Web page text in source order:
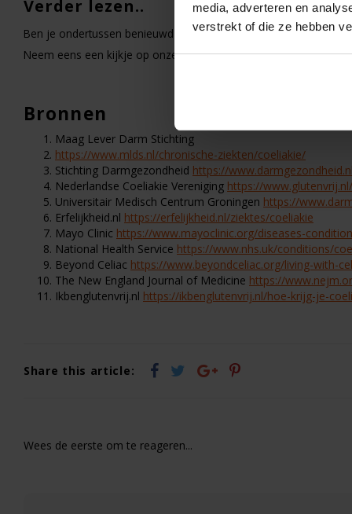
media, adverteren en
verstrekt of die ze hebben
Verder lezen..
Ben je ondertussen benieuwd naar onze andere aspecten van
Neem eens een kijkje op onze pagina met artikelen over
Bronnen
Maag Lever Darm Stichting
https://www.mlds.nl/chronische-ziekten/coeliakie/
Stichting Darmgezondheid https://
Nederlandse Coeliakie Vereniging https://
Universitair Medisch Centrum Groningen https://
Erfelijkheid.nl https://erfelijkheid.nl/ziektes/coeliakie
Mayo Clinic https://www.mayoclinic.org/diseases-
National Health Service https://www.nhs.uk/conditions/
Beyond Celiac https://www.beyondceliac.org/living-with-
The New England Journal of Medicine https://
Ikbenglutenvrij.nl https://ikbenglutenvrij.nl/hoe-krijg-je-
Share this article:
Wees de eerste om te reageren...